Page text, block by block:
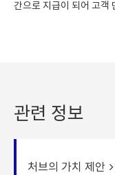
간으로 지급이 되어 고객
관련 정보
처브의 가치 제안